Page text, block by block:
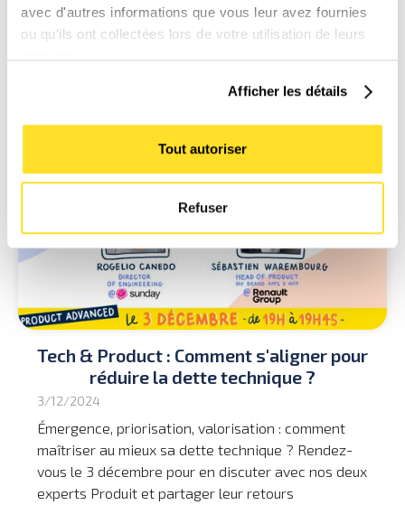
avec d'autres informations que vous leur avez fournies
ou qu'ils ont collectées lors de votre utilisation de leurs
Afficher les détails
Tout autoriser
Refuser
Pourquoi les fonctions de Product Manager et de
Tech & Product : Comment s'aligner pour
réduire la dette technique ?
3/12/2024
Émergence, priorisation, valorisation : comment
maîtriser au mieux sa dette technique ? Rendez-
vous le 3 décembre pour en discuter avec nos deux
experts Produit et partager leur retours